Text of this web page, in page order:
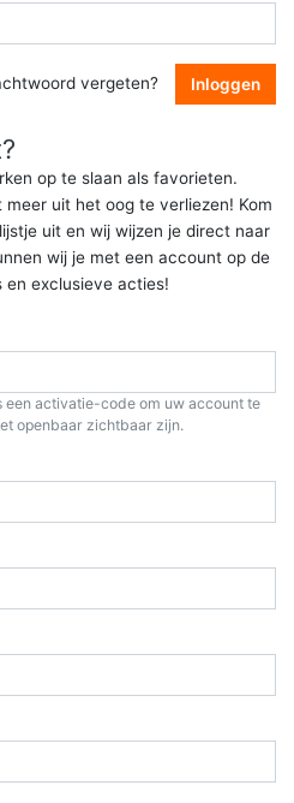
vergeten? Inloggen
op te slaan als favorieten.
meer uit het oog te verliezen! Kom
uit en wij wijzen je direct naar
wij je met een account op de
en exclusieve acties!
een activatie-code om uw account te
openbaar zichtbaar zijn.